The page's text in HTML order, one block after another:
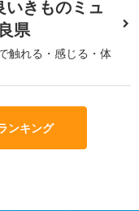
きものミュ
県
触れる・感じる・体
ンキング